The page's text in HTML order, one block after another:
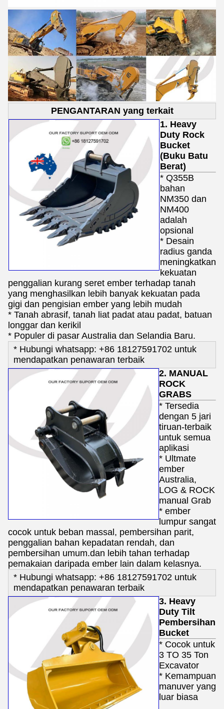
PENGANTARAN yang terkait
1. Heavy
Duty Rock
Bucket
(Buku Batu
Berat)
* Q355B
bahan
NM350 dan
NM400
adalah
opsional
* Desain
radius ganda
meningkatkan
kekuatan
penggalian kurang seret ember terhadap tanah
yang menghasilkan lebih banyak kekuatan pada
gigi dan pengisian ember yang lebih mudah
* Tanah abrasif, tanah liat padat atau padat, batuan
longgar dan kerikil
* Populer di pasar Australia dan Selandia Baru.
* Hubungi whatsapp: +86 18127591702 untuk
mendapatkan penawaran terbaik
2. MANUAL
ROCK
GRABS
* Tersedia
dengan 5 jari
tiruan-terbaik
untuk semua
aplikasi
* Ultmate
ember
Australia,
LOG & ROCK
manual Grab
* ember
lumpur sangat
cocok untuk beban massal, pembersihan parit,
penggalian bahan kepadatan rendah, dan
pembersihan umum.dan lebih tahan terhadap
pemakaian daripada ember lain dalam kelasnya.
* Hubungi whatsapp: +86 18127591702 untuk
mendapatkan penawaran terbaik
3. Heavy
Duty Tilt
Pembersihan
Bucket
* Cocok untuk
3 TO 35 Ton
Excavator
* Kemampuan
manuver yang
luar biasa